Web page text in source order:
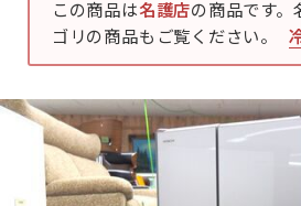
この商品は名護店の商品です。
ゴリの商品もご覧ください。